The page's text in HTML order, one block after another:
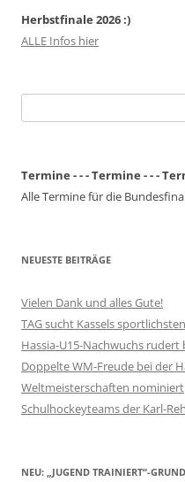
Herbstfinale 2026 :)
ALLE Infos hier
nach:
Termine - - - Termine - - -
Alle Termine für die
NEUESTE BEITRÄGE
Vielen Dank und alles Gute!
TAG sucht Kassels
Hassia-U15-Nachwuchs
Doppelte WM-Freude bei der
Weltmeisterschaften nominiert
Schulhockeyteams der Karl-
NEU: „JUGEND TRAINIERT“-